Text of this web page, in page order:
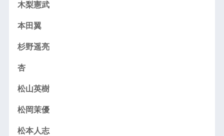
木梨憲武
本田翼
杉野遥亮
杏
松山英樹
松岡茉優
松本人志